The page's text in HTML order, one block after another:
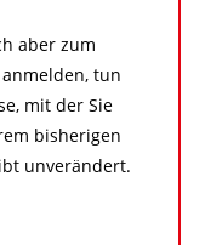
aber zum
tun
mit der Sie
bisherigen
unverändert.